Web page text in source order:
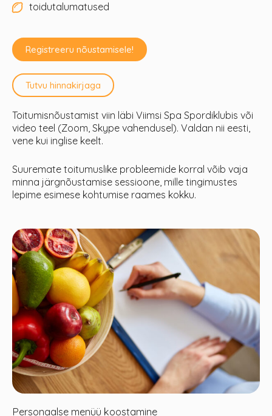
toidutalumatused
Registreeru nõustamisele!
Tutvu hinnakirjaga
Toitumisnõustamist viin läbi Viimsi Spa Spordiklubis või
video teel (Zoom, Skype vahendusel). Valdan nii eesti,
vene kui inglise keelt.
Suuremate toitumuslike probleemide korral võib vaja
minna järgnõustamise sessioone, mille tingimustes
lepime esimese kohtumise raames kokku.
Personaalse menüü koostamine